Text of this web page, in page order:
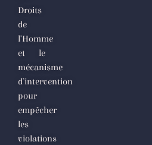
Droits
de
l’Homme
et le
mécanisme
d’intervention
pour
empêcher
les
violations